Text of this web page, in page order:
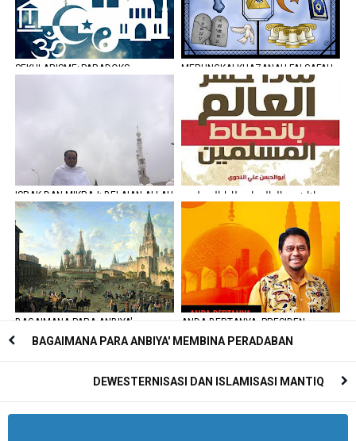
SEKULARISME; PARADOKS
MERUNGKAI KHAZANAH FALSAFAH
DAN WORLDVIEW (PANDANGAN
ALAM) ISLAM
ISRAK DAN MIKRAJ: BELAIAN ALLAH
KEPADA RASULULLAH SAW
ماذا خسر العالم بانحطاط المسلمين
BAGAIMANA PARA ANBIYA'
ANDA BERTANYA, PRESIDEN
BAGAIMANA PARA ANBIYA' MEMBINA PERADABAN
DEWESTERNISASI DAN ISLAMISASI MANTIQ